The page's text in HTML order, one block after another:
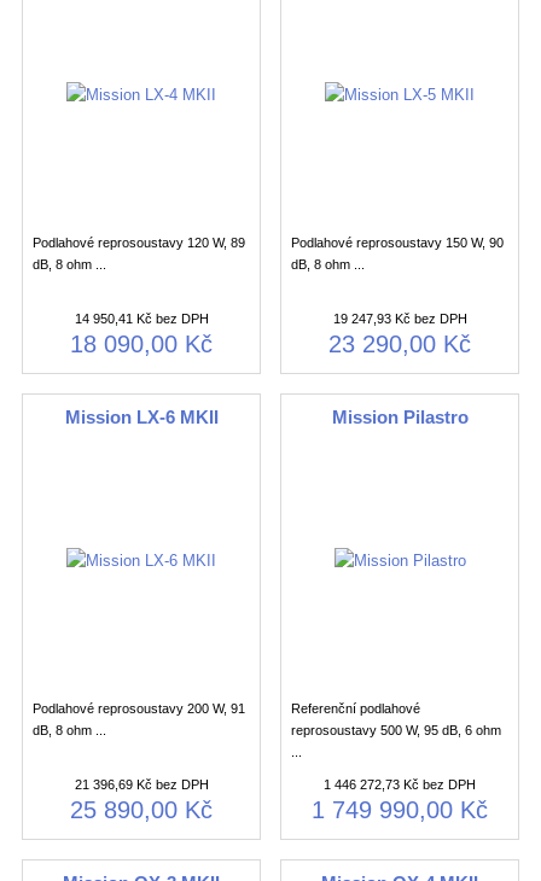
Podlahové reprosoustavy 120 W, 89
dB, 8 ohm ...
14 950,41 Kč bez DPH
18 090,00 Kč
Podlahové reprosoustavy 150 W, 90
dB, 8 ohm ...
19 247,93 Kč bez DPH
23 290,00 Kč
Mission LX-6 MKII
Podlahové reprosoustavy 200 W, 91
dB, 8 ohm ...
21 396,69 Kč bez DPH
25 890,00 Kč
Mission Pilastro
Referenční podlahové
reprosoustavy 500 W, 95 dB, 6 ohm
1 446 272,73 Kč bez DPH
1 749 990,00 Kč